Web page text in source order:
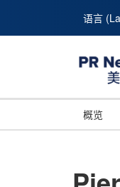
语言
概览